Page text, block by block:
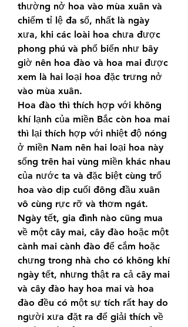
thường nở hoa vào mùa xuân và
chiếm tỉ lệ đa số, nhất là ngày
xưa, khi các loài hoa chưa được
phong phú và phổ biến như bây
giờ nên hoa đào và hoa mai được
xem là hai loại hoa đặc trưng nở
vào mùa xuân.
Hoa đào thì thích hợp với không
khí lạnh của miền Bắc còn hoa mai
thì lại thích hợp với nhiệt độ nóng
ở miền Nam nên hai loại hoa này
sống trên hai vùng miền khác nhau
của nước ta và đặc biệt cùng trổ
hoa vào dịp cuối đông đầu xuân
vô cùng rực rỡ và thơm ngát.
Ngày tết, gia đình nào cũng mua
về một cây mai, cây đào hoặc một
cành mai cành đào để cắm hoặc
chưng trong nhà cho có không khí
ngày tết, nhưng thật ra cả cây mai
và cây đào hay hoa mai và hoa
đào đều có một sự tích rất hay do
người xưa đặt ra để giải thích về